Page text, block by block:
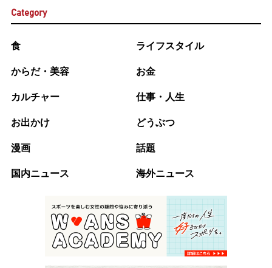
Category
食 ライフスタイル
からだ・美容 お金
カルチャー 仕事・人生
お出かけ どうぶつ
漫画 話題
国内ニュース 海外ニュース